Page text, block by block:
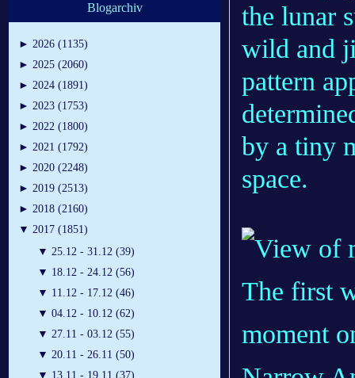
Blogarchiv
► 2026 (1135)
► 2025 (2060)
► 2024 (1891)
► 2023 (1753)
► 2022 (1800)
► 2021 (1792)
► 2020 (2248)
► 2019 (2513)
► 2018 (2160)
▼ 2017 (1851)
▼ 25.12 - 31.12 (39)
▼ 18.12 - 24.12 (56)
▼ 11.12 - 17.12 (46)
▼ 04.12 - 10.12 (62)
▼ 27.11 - 03.12 (55)
▼ 20.11 - 26.11 (50)
▼ 13.11 - 19.11 (37)
the lunar
wild and
pattern
by a tiny
space.
The first
moment